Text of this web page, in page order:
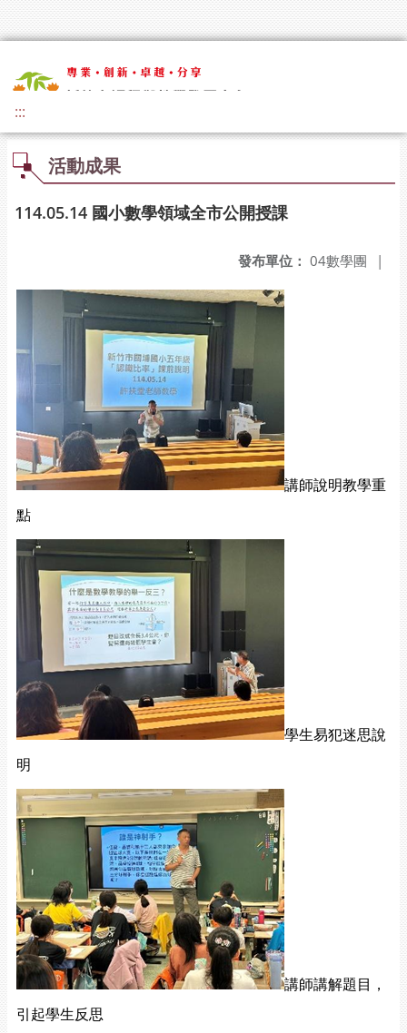
:::
活動成果
114.05.14 國小數學領域全市公開授課
發布單位： 04數學團 |
講師說明教學重
點
學生易犯迷思說
明
講師講解題目，
引起學生反思